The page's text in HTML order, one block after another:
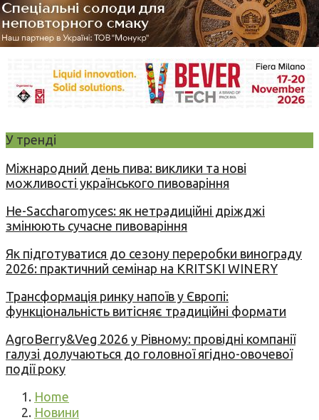
У тренді
Міжнародний день пива: виклики та нові
можливості українського пивоваріння
Не-Saccharomyces: як нетрадиційні дріжджі
змінюють сучасне пивоваріння
Як підготуватися до сезону переробки винограду
2026: практичний семінар на KRITSKI WINERY
Трансформація ринку напоїв у Європі:
функціональність витісняє традиційні формати
AgroBerry&Veg 2026 у Рівному: провідні компанії
галузі долучаються до головної ягідно-овочевої
події року
Home
Новини